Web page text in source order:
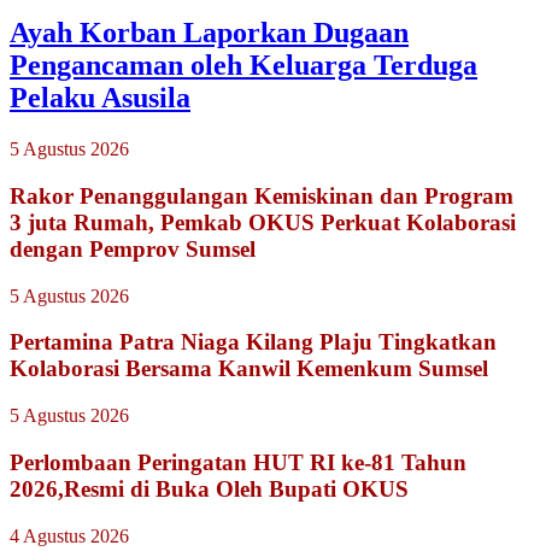
Ayah Korban Laporkan Dugaan
Pengancaman oleh Keluarga Terduga
Pelaku Asusila
5 Agustus 2026
Rakor Penanggulangan Kemiskinan dan Program
3 juta Rumah, Pemkab OKUS Perkuat Kolaborasi
dengan Pemprov Sumsel
5 Agustus 2026
Pertamina Patra Niaga Kilang Plaju Tingkatkan
Kolaborasi Bersama Kanwil Kemenkum Sumsel
5 Agustus 2026
Perlombaan Peringatan HUT RI ke-81 Tahun
2026,Resmi di Buka Oleh Bupati OKUS
4 Agustus 2026